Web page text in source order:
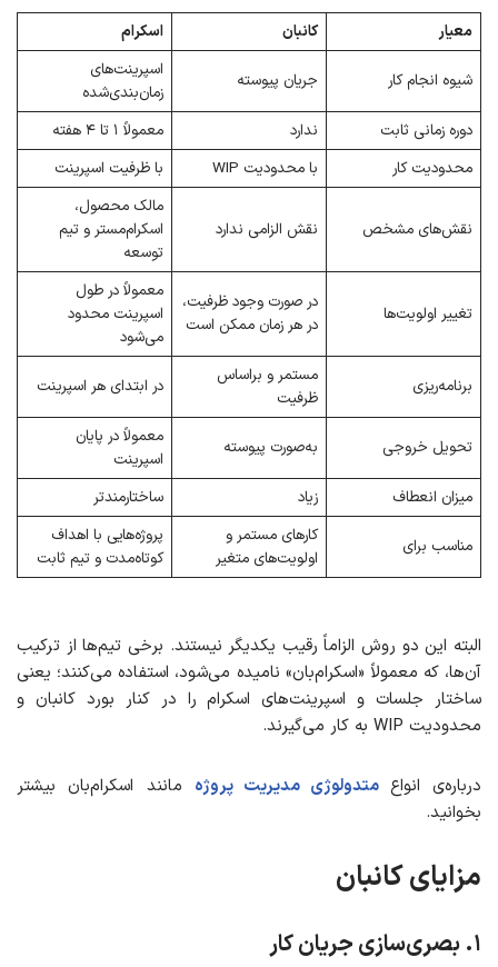
معیار کانبان اسکرام
شیوه انجام کار جریان پیوسته
اسپرینت‌های
زمان‌بندی‌شده
دوره زمانی ثابت
ندارد
معمولاً ۱ تا ۴ هفته
محدودیت کار
با محدودیت WIP با ظرفیت اسپرینت
نقش‌های مشخص نقش الزامی ندارد
مالک محصول،
اسکرام‌مستر و تیم
توسعه
تغییر اولویت‌ها
در صورت وجود ظرفیت،
در هر زمان ممکن است
معمولاً در طول
اسپرینت محدود
می‌شود
برنامه‌ریزی
مستمر و براساس
ظرفیت
در ابتدای هر اسپرینت
تحویل خروجی به‌صورت پیوسته
معمولاً در پایان
اسپرینت
میزان انعطاف
زیاد ساختارمندتر
مناسب برای
کارهای مستمر و
اولویت‌های متغیر
پروژه‌هایی با اهداف
کوتاه‌مدت و تیم ثابت
البته این دو روش الزاماً رقیب یکدیگر نیستند. برخی تیم‌ها از ترکیب
آن‌ها، که معمولاً «اسکرام‌بان» نامیده می‌شود، استفاده می‌کنند؛ یعنی
ساختار جلسات و اسپرینت‌های اسکرام را در کنار بورد کانبان و
محدودیت WIP به کار می‌گیرند.
درباره‌ی انواع متدولوژی مدیریت پروژه مانند اسکرام‌بان بیشتر
بخوانید.
مزایای کانبان
۱. بصری‌سازی جریان کار